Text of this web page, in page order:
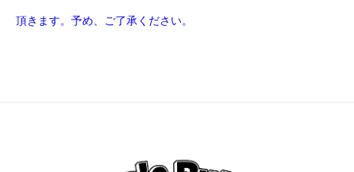
頂きます。予め、ご了承ください。